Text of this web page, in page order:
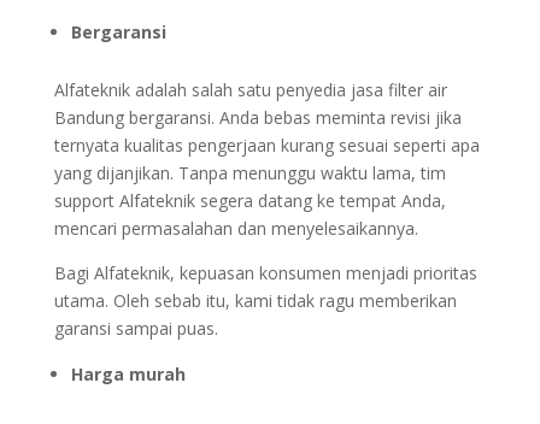
Bergaransi
Alfateknik adalah salah satu penyedia jasa filter air
Bandung bergaransi. Anda bebas meminta revisi jika
ternyata kualitas pengerjaan kurang sesuai seperti apa
yang dijanjikan. Tanpa menunggu waktu lama, tim
support Alfateknik segera datang ke tempat Anda,
mencari permasalahan dan menyelesaikannya.
Bagi Alfateknik, kepuasan konsumen menjadi prioritas
utama. Oleh sebab itu, kami tidak ragu memberikan
garansi sampai puas.
Harga murah